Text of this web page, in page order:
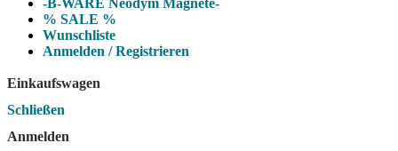
% SALE %
Wunschliste
Anmelden / Registrieren
Einkaufswagen
Schließen
Anmelden